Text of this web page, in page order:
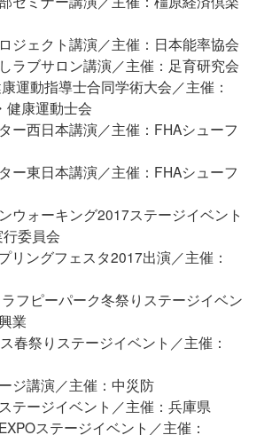
ジェクト講演／主催：日本能率協会
ラブサロン講演／主催：足育研究会
康運動指導士合同学術大会／主催：
健康運動士会
ー西日本講演／主催：FHAシューフ
ー東日本講演／主催：FHAシューフ
ウォーキング2017ステージイベント
行委員会
リングフェスタ2017出演／主催：
ラフピーパーク冬祭りステージイベン
業
春祭りステージイベント／主催：
ジ講演／主催：中災防
テージイベント／主催：兵庫県
ステージイベント／主催：